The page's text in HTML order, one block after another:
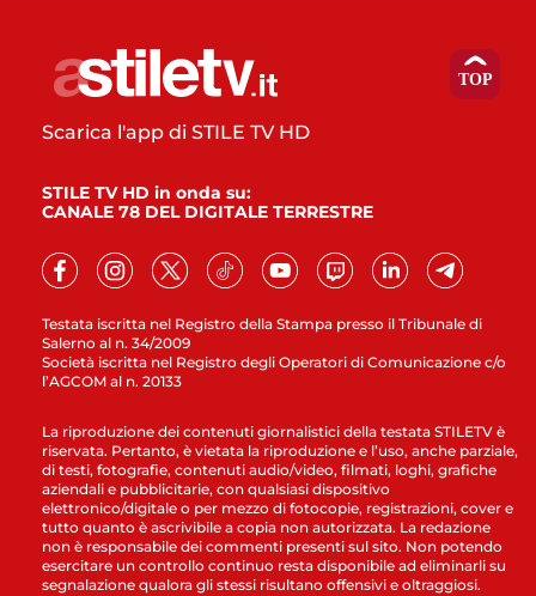
Testata iscritta nel Registro della Stampa presso il Tribunale di
Salerno al n. 34/2009
Società iscritta nel Registro degli Operatori di Comunicazione c/o
l’AGCOM al n. 20133
Scarica l'app di STILE TV HD
STILE TV HD in onda su:
CANALE 78 DEL DIGITALE TERRESTRE
La riproduzione dei contenuti giornalistici della testata STILETV è
riservata. Pertanto, è vietata la riproduzione e l’uso, anche parziale,
di testi, fotografie, contenuti audio/video, filmati, loghi, grafiche
aziendali e pubblicitarie, con qualsiasi dispositivo
elettronico/digitale o per mezzo di fotocopie, registrazioni, cover e
tutto quanto è ascrivibile a copia non autorizzata. La redazione
non è responsabile dei commenti presenti sul sito. Non potendo
esercitare un controllo continuo resta disponibile ad eliminarli su
segnalazione qualora gli stessi risultano offensivi e oltraggiosi.